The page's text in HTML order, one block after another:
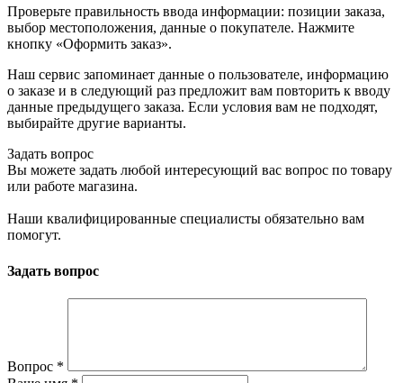
Проверьте правильность ввода информации: позиции заказа,
выбор местоположения, данные о покупателе. Нажмите
кнопку «Оформить заказ».
Наш сервис запоминает данные о пользователе, информацию
о заказе и в следующий раз предложит вам повторить к вводу
данные предыдущего заказа. Если условия вам не подходят,
выбирайте другие варианты.
Задать вопрос
Вы можете задать любой интересующий вас вопрос по товару
или работе магазина.
Наши квалифицированные специалисты обязательно вам
помогут.
Задать вопрос
Вопрос *